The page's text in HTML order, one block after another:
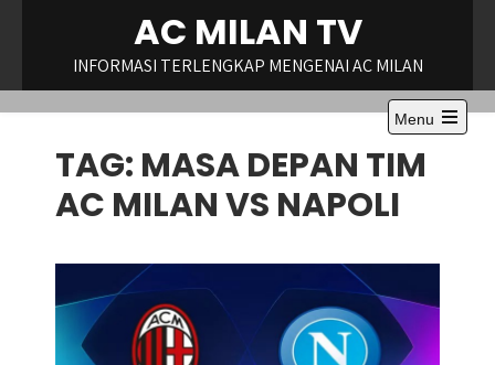
AC MILAN TV
INFORMASI TERLENGKAP MENGENAI AC MILAN
Menu
Open
TAG: MASA DEPAN TIM
AC MILAN VS NAPOLI